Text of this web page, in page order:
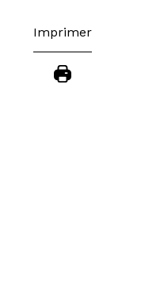
Imprimer